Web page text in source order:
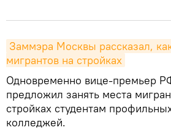
Заммэра Москвы рассказал,
мигрантов на стройках
Одновременно вице-премьер
предложил занять места
стройках студентам
колледжей.